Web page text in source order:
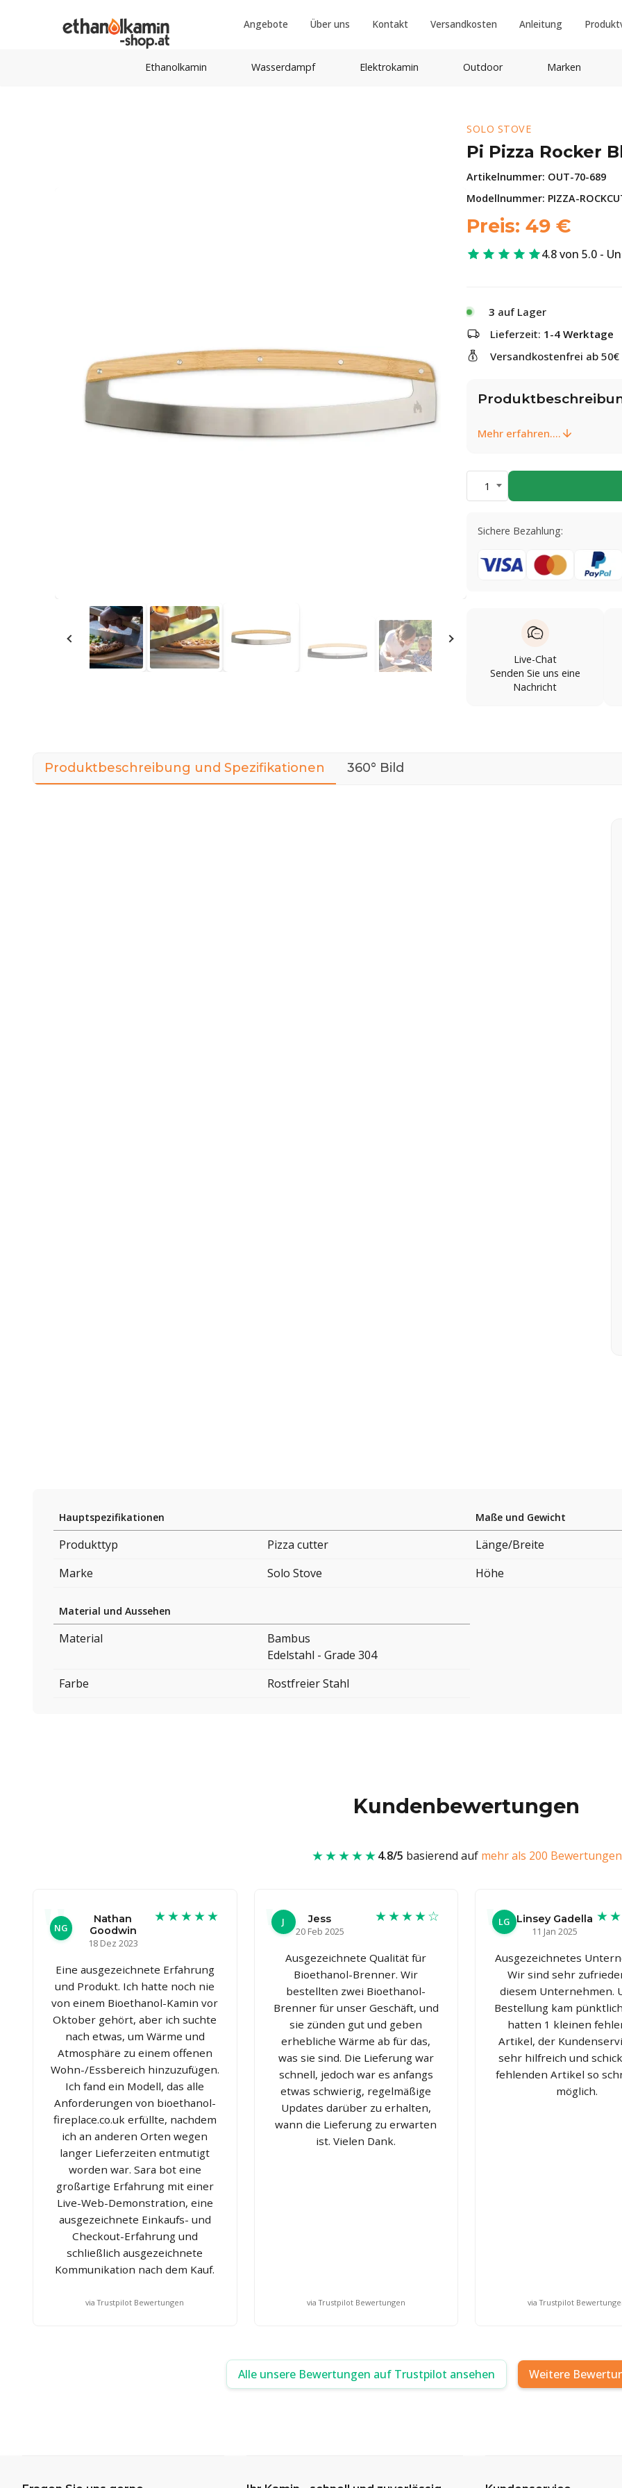
Angebote Über uns Kontakt Versandkosten Anleitung
Ethanolkamin Wasserdampf Elektrokamin Outdoor Marken
SOLO STOVE
Pi Pizza Rocker
Artikelnummer: OUT-70-689
Modellnummer: PIZZA-
Preis: 49 €
4.8 von 5.0 -
3 auf Lager
Lieferzeit: 1-4 Werktage
Versandkostenfrei ab 50€
Mehr erfahren....
1
Sichere Bezahlung:
Live-Chat
Senden Sie uns eine
Nachricht
Produktbeschreibung und Spezifikationen 360° Bild
Hauptspezifikationen
Produkttyp
Pizza cutter
Marke
Solo Stove
Maße und Gewicht
Länge/Breite
Höhe
Material und Aussehen
Material
Bambus
Edelstahl - Grade 304
Farbe
Rostfreier Stahl
Kundenbewertungen
★★★★★4.8/5 basierend auf mehr als 200 Bewertungen
NG
Nathan
Goodwin
18 Dez 2023
★★★★★
Eine ausgezeichnete Erfahrung
und Produkt. Ich hatte noch nie
von einem Bioethanol-Kamin vor
Oktober gehört, aber ich suchte
nach etwas, um Wärme und
Atmosphäre zu einem offenen
Wohn-/Essbereich hinzuzufügen.
Ich fand ein Modell, das alle
Anforderungen von bioethanol-
fireplace.co.uk erfüllte, nachdem
ich an anderen Orten wegen
langer Lieferzeiten entmutigt
worden war. Sara bot eine
großartige Erfahrung mit einer
Live-Web-Demonstration, eine
ausgezeichnete Einkaufs- und
Checkout-Erfahrung und
schließlich ausgezeichnete
Kommunikation nach dem Kauf.
via Trustpilot Bewertungen
J
Jess
20 Feb 2025
★★★★☆
Ausgezeichnete Qualität für
Bioethanol-Brenner. Wir
bestellten zwei Bioethanol-
Brenner für unser Geschäft, und
sie zünden gut und geben
erhebliche Wärme ab für das,
was sie sind. Die Lieferung war
schnell, jedoch war es anfangs
etwas schwierig, regelmäßige
Updates darüber zu erhalten,
wann die Lieferung zu erwarten
ist. Vielen Dank.
via Trustpilot Bewertungen
LG
Linsey Gadella
11 Jan 2025
Ausgezeichnetes
Wir sind sehr
diesem Unternehmen.
Bestellung kam
hatten 1 kleinen
Artikel, der
sehr hilfreich und
fehlenden Artikel so
möglich.
via Trustpilot
Alle unsere Bewertungen auf Trustpilot ansehen Weitere